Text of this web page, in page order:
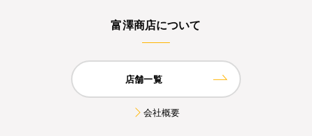
富澤商店について
店舗一覧
会社概要